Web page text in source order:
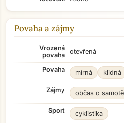
Povaha a zájmy
Vrozená
povaha
otevřená
Povaha mírná klidná
Zájmy občas o samotě
Sport cyklistika